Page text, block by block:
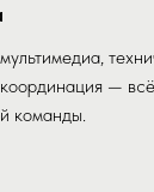
—
команды.